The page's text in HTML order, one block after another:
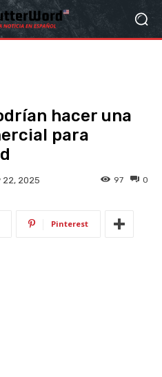
hacer una
para
22, 2025 0
97
Pinterest